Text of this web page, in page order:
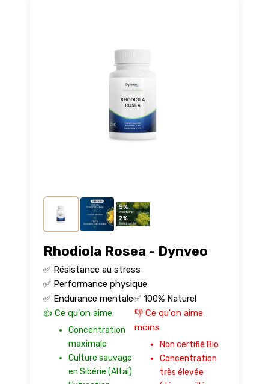
Rhodiola Rosea - Dynveo
✅ Résistance au stress
✅ Performance physique
✅ Endurance mentale✅ 100% Naturel
👍 Ce qu'on aime
Concentration
maximale
Culture sauvage
en Sibérie (Altaï)
👎 Ce qu'on aime
moins
Non certifié Bio
Concentration
très élevée